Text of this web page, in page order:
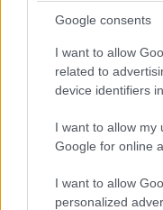
Google consents
I want to allow
related to
device identifiers
I want to allow my
Google for online
I want to allow
personalized
Kristoffersson
magyar is Eb-